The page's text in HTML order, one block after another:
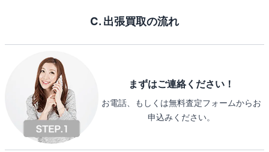
C. 出張買取の流れ
まずはご連絡ください！
お電話、もしくは無料査定フォームからお
申込みください。